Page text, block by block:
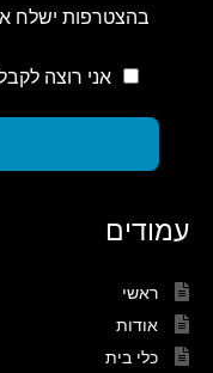
בהצטרפות ישלח
אני רוצה
עמודים
ראשי
אודות
כלי בית